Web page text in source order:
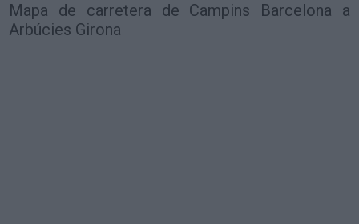
Mapa de carretera de Campins Barcelona a
Arbúcies Girona